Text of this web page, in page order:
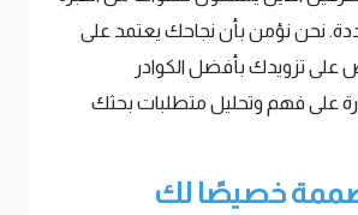
نحن نؤمن بأن نجاحك يعتمد على
على تزويدك بأفضل الكوادر
على فهم وتحليل متطلبات بحثك
خصيصًا لك